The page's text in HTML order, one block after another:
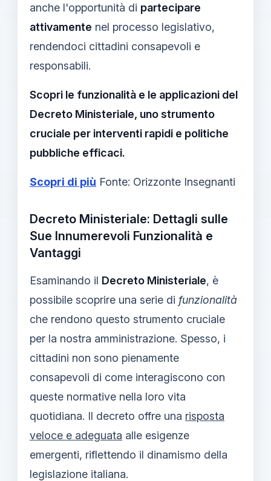
anche l'opportunità di partecipare
attivamente nel processo legislativo,
rendendoci cittadini consapevoli e
responsabili.
Scopri le funzionalità e le applicazioni del
Decreto Ministeriale, uno strumento
cruciale per interventi rapidi e politiche
pubbliche efficaci.
Scopri di più Fonte: Orizzonte Insegnanti
Decreto Ministeriale: Dettagli sulle
Sue Innumerevoli Funzionalità e
Vantaggi
Esaminando il Decreto Ministeriale, è
possibile scoprire una serie di funzionalità
che rendono questo strumento cruciale
per la nostra amministrazione. Spesso, i
cittadini non sono pienamente
consapevoli di come interagiscono con
queste normative nella loro vita
quotidiana. Il decreto offre una risposta
veloce e adeguata alle esigenze
emergenti, riflettendo il dinamismo della
legislazione italiana.